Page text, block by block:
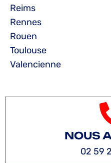
Reims
Rennes
Rouen
Toulouse
Valencienne
NOUS
02 59